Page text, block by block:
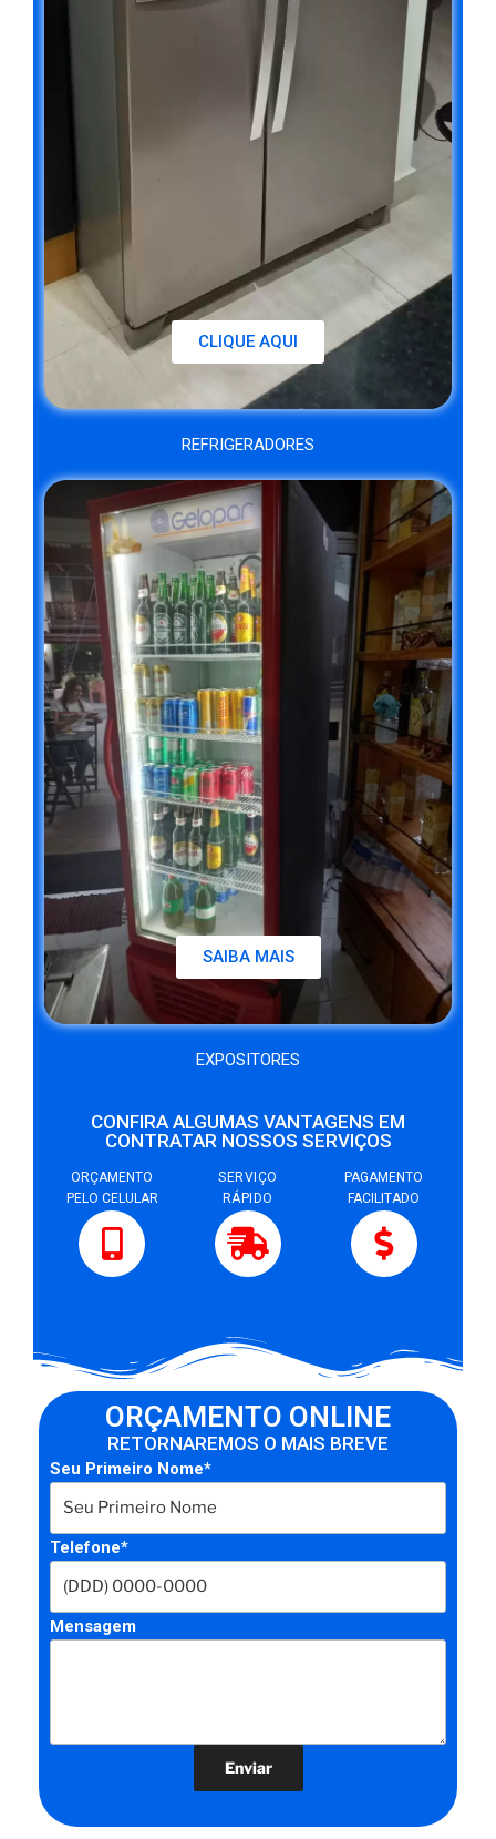
CLIQUE AQUI
REFRIGERADORES
SAIBA MAIS
EXPOSITORES
CONFIRA ALGUMAS VANTAGENS EM
CONTRATAR NOSSOS SERVIÇOS
ORÇAMENTO
PELO CELULAR
SERVIÇO
RÁPIDO
PAGAMENTO
FACILITADO
ORÇAMENTO ONLINE
RETORNAREMOS O MAIS BREVE
Seu Primeiro Nome*
Telefone*
Mensagem